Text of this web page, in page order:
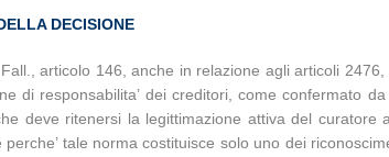
DECISIONE
articolo 146, anche in relazione agli articoli
di responsabilita’ dei creditori, come confermato
ritenersi la legittimazione attiva del curatore
tale norma costituisce solo uno dei